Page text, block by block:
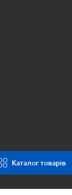
Каталог товарів